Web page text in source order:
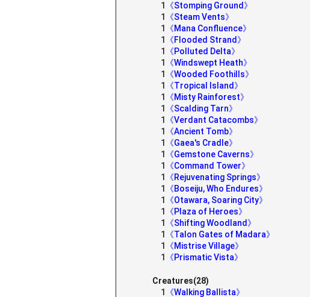
1
《Stomping Ground》
1
《Steam Vents》
1
《Mana Confluence》
1
《Flooded Strand》
1
《Polluted Delta》
1
《Windswept Heath》
1
《Wooded Foothills》
1
《Tropical Island》
1
《Misty Rainforest》
1
《Scalding Tarn》
1
《Verdant Catacombs》
1
《Ancient Tomb》
1
《Gaea's Cradle》
1
《Gemstone Caverns》
1
《Command Tower》
1
《Rejuvenating Springs》
1
《Boseiju, Who Endures》
1
《Otawara, Soaring City》
1
《Plaza of Heroes》
1
《Shifting Woodland》
1
《Talon Gates of Madara》
1
《Mistrise Village》
1
《Prismatic Vista》
Creatures(28)
1
《Walking Ballista》